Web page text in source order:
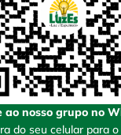
ao nosso grupo no
do seu celular para